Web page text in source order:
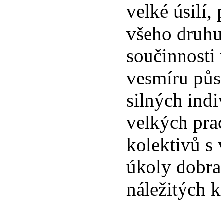
velké úsilí,
všeho
součinnosti
vesmíru
silných
velkých
kolektivů s
úkoly
náležitých